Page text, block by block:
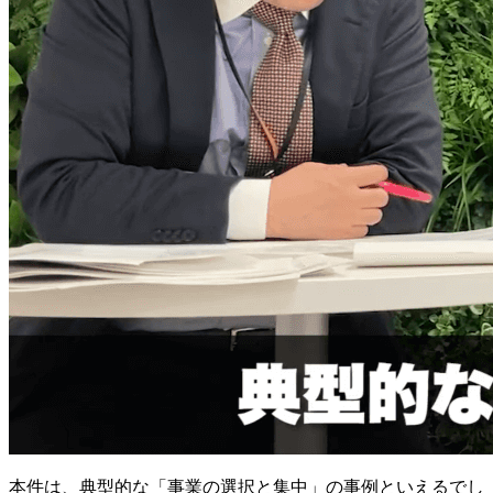
本件は、典型的な「事業の選択と集中」の事例といえるでし